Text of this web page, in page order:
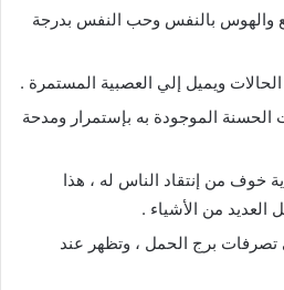
والهوس بالنفس وحب النفس بدرجة
ويميل إلي العصبية المستمرة .
الحسنة الموجودة به بإستمرار ومدحة
خوف من إنتقاد الناس له ، هذا
من الأشياء .
تصرفات برج الحمل ، وتظهر عند